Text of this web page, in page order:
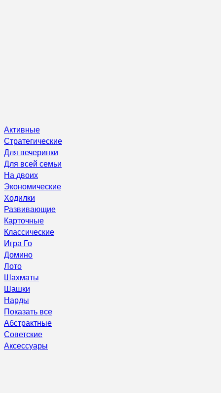
Активные
Стратегические
Для вечеринки
Для всей семьи
На двоих
Экономические
Ходилки
Развивающие
Карточные
Классические
Игра Го
Домино
Лото
Шахматы
Шашки
Нарды
Показать все
Абстрактные
Советские
Аксессуары